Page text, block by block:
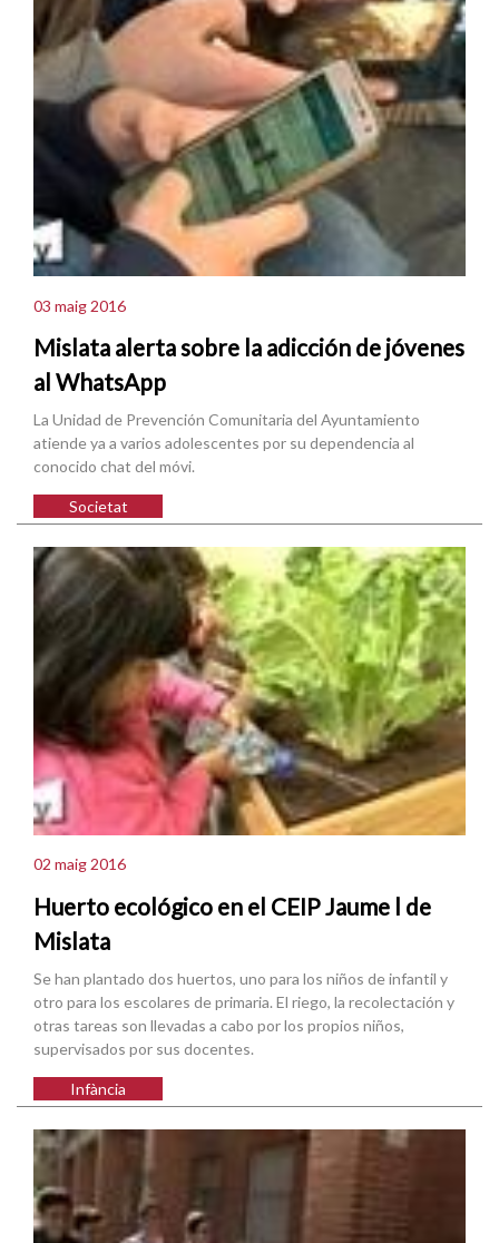
03 maig 2016
Mislata alerta sobre la adicción de jóvenes
al WhatsApp
La Unidad de Prevención Comunitaria del Ayuntamiento
atiende ya a varios adolescentes por su dependencia al
conocido chat del móvi.
Societat
02 maig 2016
Huerto ecológico en el CEIP Jaume l de
Mislata
Se han plantado dos huertos, uno para los niños de infantil y
otro para los escolares de primaria. El riego, la recolectación y
otras tareas son llevadas a cabo por los propios niños,
supervisados por sus docentes.
Infància